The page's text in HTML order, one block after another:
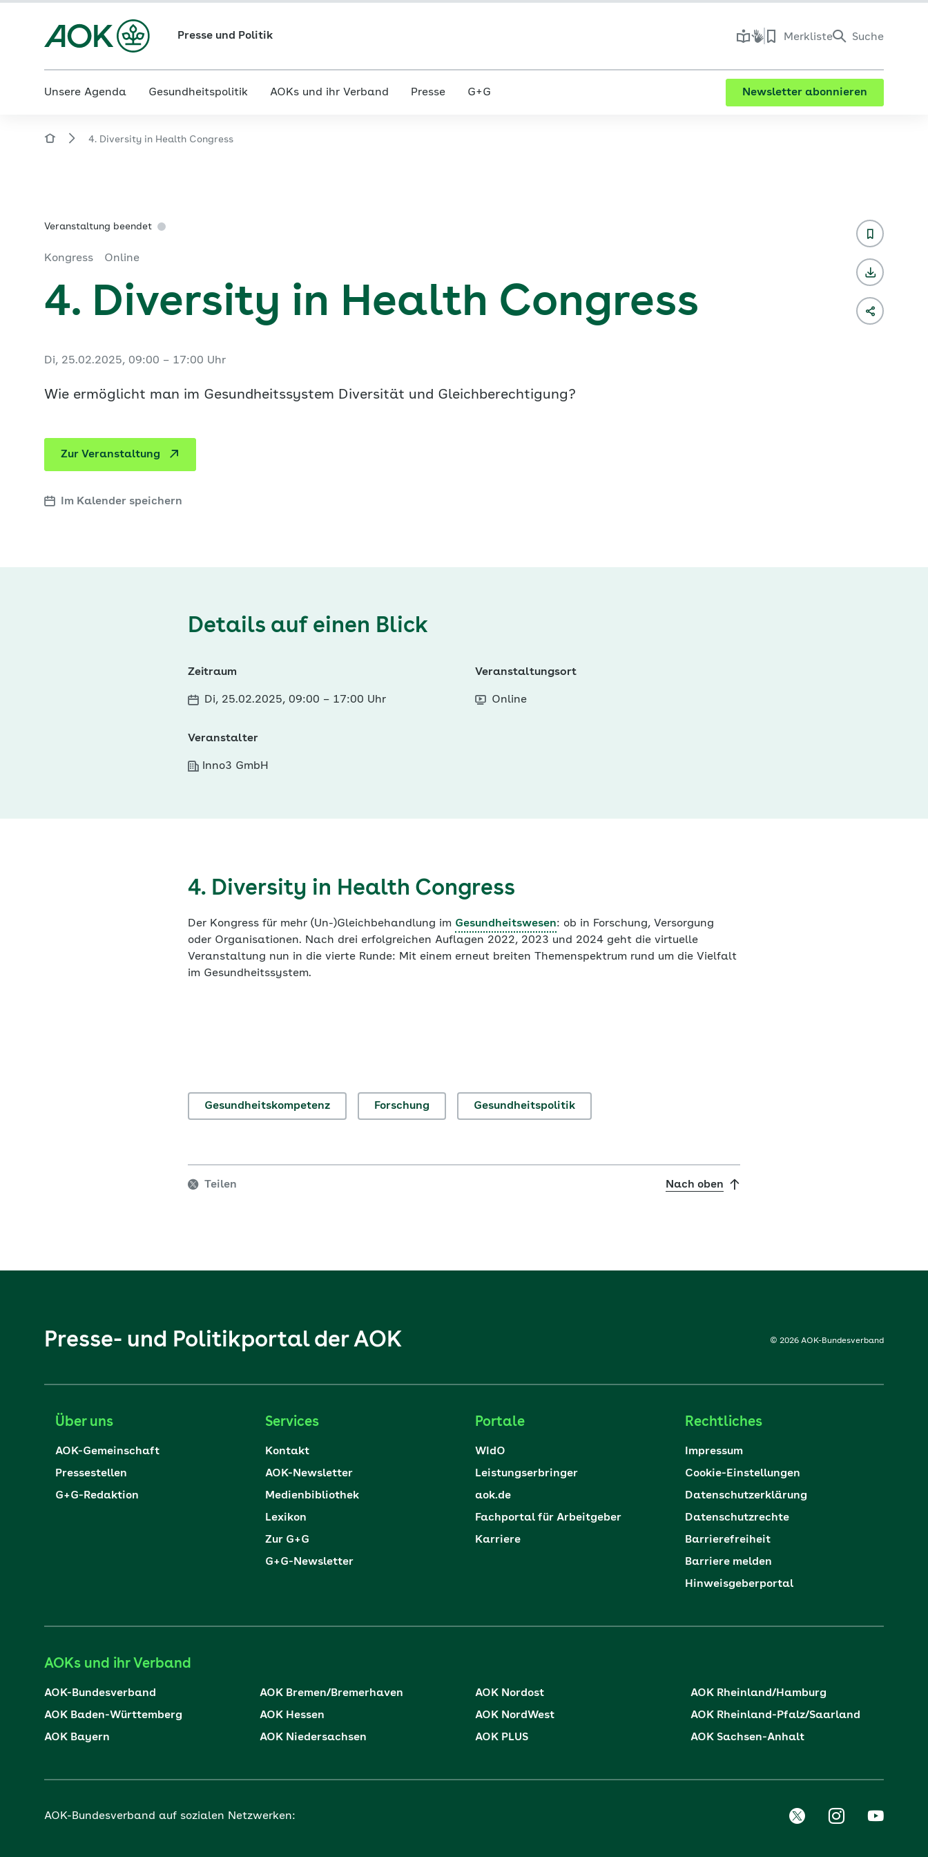
Presse und Politik Merkliste Suche
Unsere Agenda Gesundheitspolitik AOKs und ihr Verband Presse G+G Newsletter abonnieren
4. Diversity in Health Congress
Veranstaltung beendet
Kongress Online
4. Diversity in Health Congress
Di, 25.02.2025, 09:00 – 17:00 Uhr
Wie ermöglicht man im Gesundheitssystem Diversität und Gleichberechtigung?
Zur Veranstaltung
Im Kalender speichern
Details auf einen Blick
Zeitraum
Di, 25.02.2025, 09:00 – 17:00 Uhr
Veranstalter
Inno3 GmbH
Veranstaltungsort
Online
4. Diversity in Health Congress
Der Kongress für mehr (Un-)Gleichbehandlung im Gesundheitswesen: ob in Forschung, Versorgung
oder Organisationen. Nach drei erfolgreichen Auflagen 2022, 2023 und 2024 geht die virtuelle
Veranstaltung nun in die vierte Runde: Mit einem erneut breiten Themenspektrum rund um die Vielfalt
im Gesundheitssystem.
Gesundheitskompetenz Forschung Gesundheitspolitik
Teilen Nach oben
Presse- und Politikportal der AOK © 2026 AOK-Bundesverband
Über uns
AOK-Gemeinschaft
Pressestellen
G+G-Redaktion
Services
Kontakt
AOK-Newsletter
Medienbibliothek
Lexikon
Zur G+G
G+G-Newsletter
Portale
WIdO
Leistungserbringer
aok.de
Fachportal für Arbeitgeber
Karriere
Rechtliches
Impressum
Cookie-Einstellungen
Datenschutzerklärung
Datenschutzrechte
Barrierefreiheit
Barriere melden
Hinweisgeberportal
AOKs und ihr Verband
AOK-Bundesverband
AOK Baden-Württemberg
AOK Bayern
AOK Bremen/Bremerhaven
AOK Hessen
AOK Niedersachsen
AOK Nordost
AOK NordWest
AOK PLUS
AOK Rheinland/Hamburg
AOK Rheinland-Pfalz/Saarland
AOK Sachsen-Anhalt
AOK-Bundesverband auf sozialen Netzwerken: